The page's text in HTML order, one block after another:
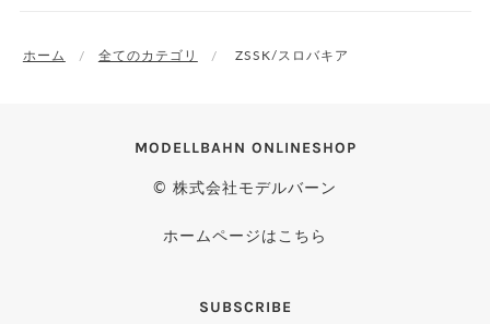
ホーム 全てのカテゴリ ZSSK/スロバキア
MODELLBAHN ONLINESHOP
© 株式会社モデルバーン
ホームページはこちら
SUBSCRIBE